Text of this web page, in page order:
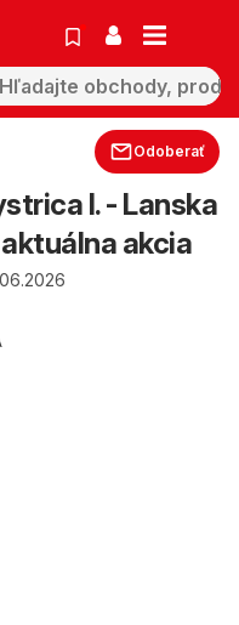
Odoberať
I. - Lanska
akcia